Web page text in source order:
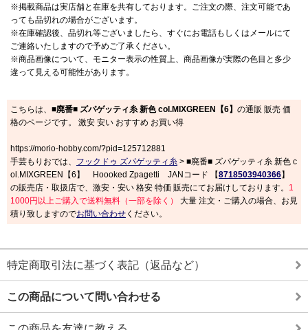
※掲載商品は実店舗と在庫を共有しております。ご注文の際、注文可能であ
っても品切れの場合がございます。
※在庫確認後、品切れ等ございましたら、すぐにお電話もしくはメールにて
ご連絡いたしますので予めご了承ください。
※商品画像について、モニター表示の性質上、商品画像が実際の色目と多少
違って見える可能性があります。
こちらは、 ■廃番■ ズパゲッティ糸 新色 col.MIXGREEN【6】 の通販 販売 価
格のページです。 激安 安い おすすめ お買い得
https://morio-hobby.com/?pid=125712881
手芸もりおでは、 フックドゥ ズパゲッティ糸 > ■廃番■ ズパゲッティ糸 新色 c
ol.MIXGREEN【6】 Hoooked Zpagetti JANコード 【8718503940366】
の販売店・取扱店で、激安・安い 格安 特価 販売にてお届けしております。 1
1000円以上ご購入で送料無料（一部を除く）
大量 注文・ご購入の場合、お見
積り致しますのでお問い合わせ ください。
特定商取引法に基づく表記（返品など）
この商品について問い合わせる